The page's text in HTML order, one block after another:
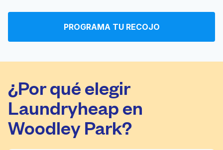
Ackerman's Cleaners Ir al sitio web
PROGRAMA TU RECOJO
¿Por qué elegir
Laundryheap en
Woodley Park?